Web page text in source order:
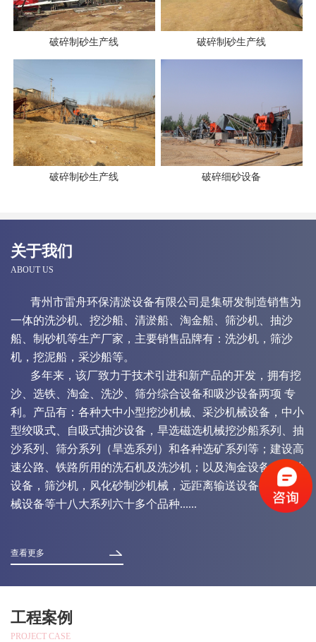
破碎制砂生产线 破碎制砂生产线
破碎制砂生产线 破碎细砂设备
关于我们
ABOUT US
青州市雷舟环保清淤设备有限公司是集研发制造销售为
一体的洗沙机、挖沙船、清淤船、淘金船、筛沙机、抽沙
船、制砂机等生产厂家，主要销售品牌有：洗沙机，筛沙
机，挖泥船，采沙船等。
多年来，该厂致力于技术引进和新产品的开发，拥有挖
沙、选铁、淘金、洗沙、筛分综合设备和吸沙设备两项 专
利。产品有：各种大中小型挖沙机械、采沙机械设备，中小
型绞吸式、自吸式抽沙设备，旱选磁选机械挖沙船系列、抽
沙系列、筛分系列（旱选系列）和各种选矿系列等；建设高
速公路、铁路所用的洗石机及洗沙机；以及淘金设备，运沙
设备，筛沙机，风化砂制沙机械，远距离输送设备，异型机
械设备等十八大系列六十多个品种......
查看更多
工程案例
PROJECT CASE